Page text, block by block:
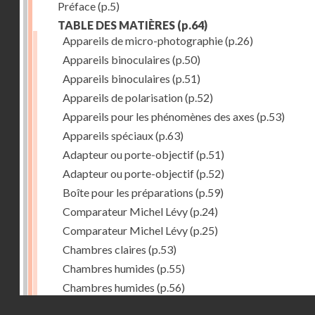
Préface(p.5)
TABLE DES MATIÈRES (p.64)
Appareils de micro-photographie(p.26)
Appareils binoculaires (p.50)
Appareils binoculaires (p.51)
Appareils de polarisation(p.52)
Appareils pour les phénomènes des axes (p.53)
Appareils spéciaux(p.63)
Adapteur ou porte-objectif(p.51)
Adapteur ou porte-objectif(p.52)
Boîte pour les préparations (p.59)
Comparateur Michel Lévy(p.24)
Comparateur Michel Lévy(p.25)
Chambres claires (p.53)
Chambres humides (p.55)
Chambres humides (p.56)